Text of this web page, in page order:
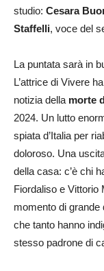
studio: Cesara
Staffelli, voce del
La puntata sarà in
L’attrice di Vivere
notizia della morte
2024. Un lutto
spiata d’Italia per
doloroso. Una
della casa: c’è chi
Fiordaliso e Vittorio
momento di grande
che tanto hanno
stesso padrone di